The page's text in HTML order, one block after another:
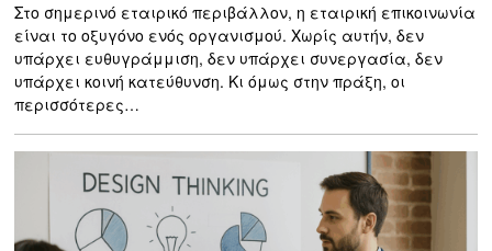
Στο σημερινό εταιρικό περιβάλλον, η εταιρική επικοινωνία
είναι το οξυγόνο ενός οργανισμού. Χωρίς αυτήν, δεν
υπάρχει ευθυγράμμιση, δεν υπάρχει συνεργασία, δεν
υπάρχει κοινή κατεύθυνση. Κι όμως στην πράξη, οι
περισσότερες…